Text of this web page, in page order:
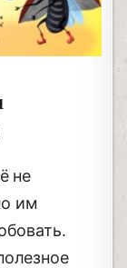
не
им